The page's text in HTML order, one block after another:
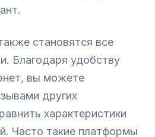
становятся все
Благодаря удобству
вы можете
других
характеристики
Часто такие платформы